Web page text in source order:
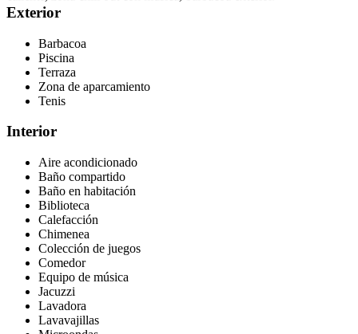
Exterior
Barbacoa
Piscina
Terraza
Zona de aparcamiento
Tenis
Interior
Aire acondicionado
Baño compartido
Baño en habitación
Biblioteca
Calefacción
Chimenea
Colección de juegos
Comedor
Equipo de música
Jacuzzi
Lavadora
Lavavajillas